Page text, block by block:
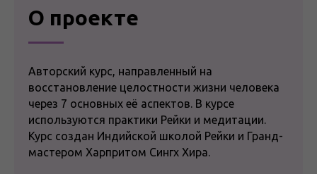
О проекте
Авторский курс, направленный на
восстановление целостности жизни человека
через 7 основных её аспектов. В курсе
используются практики Рейки и медитации.
Курс создан Индийской школой Рейки и Гранд-
мастером Харпритом Сингх Хира.